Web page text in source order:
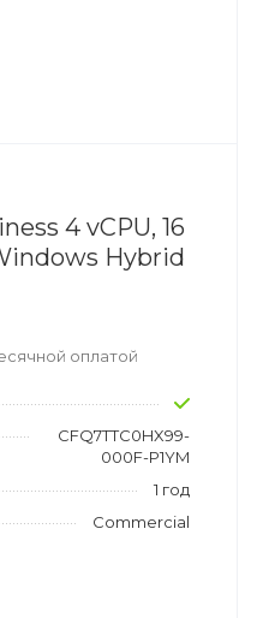
4 vCPU, 16
Hybrid
оплатой
CFQ7TTC0HX99-
000F-P1YM
1 год
Commercial